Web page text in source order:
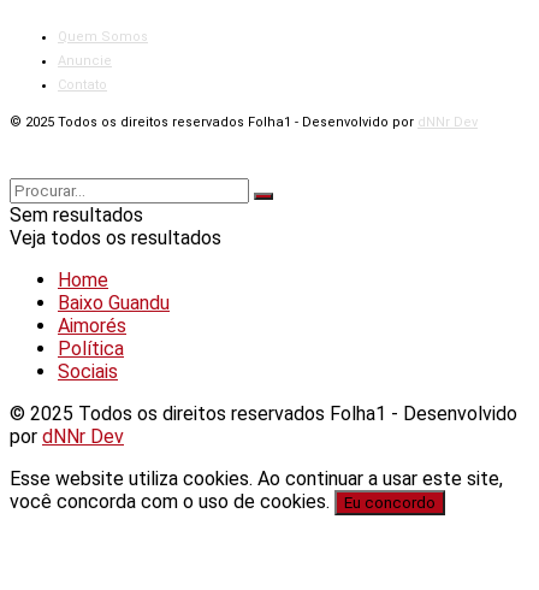
Quem Somos
Anuncie
Contato
© 2025 Todos os direitos reservados Folha1 - Desenvolvido por dNNr Dev
Sem resultados
Veja todos os resultados
Home
Baixo Guandu
Aimorés
Política
Sociais
© 2025 Todos os direitos reservados Folha1 - Desenvolvido
por dNNr Dev
Esse website utiliza cookies. Ao continuar a usar este site,
você concorda com o uso de cookies.
Eu concordo